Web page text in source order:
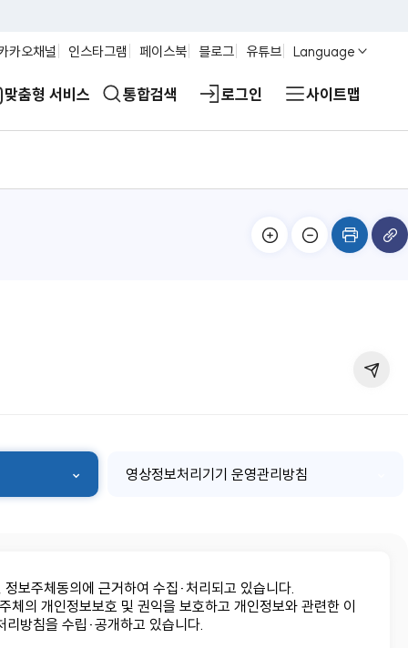
카오채널 인스타그램 페이스북 블로그 유튜브 Language
맞춤형 서비스 통합검색 로그인 사이트맵
영상정보처리기기 운영관리방침
보주체동의에 근거하여 수집·처리되고 있습니다.
의 개인정보보호 및 권익을 보호하고 개인정보와 관련한 이
방침을 수립·공개하고 있습니다.